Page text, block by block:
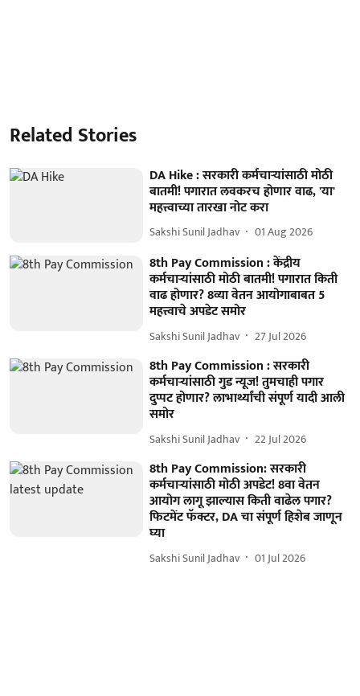
Related Stories
DA Hike : सरकारी कर्मचाऱ्यांसाठी मोठी
बातमी! पगारात लवकरच होणार वाढ, 'या'
महत्त्वाच्या तारखा नोट करा
Sakshi Sunil Jadhav 01 Aug 2026
8th Pay Commission : केंद्रीय
कर्मचाऱ्यांसाठी मोठी बातमी! पगारात किती
वाढ होणार? 8व्या वेतन आयोगाबाबत 5
महत्त्वाचे अपडेट समोर
Sakshi Sunil Jadhav 27 Jul 2026
8th Pay Commission : सरकारी
कर्मचाऱ्यांसाठी गुड न्यूज! तुमचाही पगार
दुप्पट होणार? लाभार्थ्यांची संपूर्ण यादी आली
समोर
Sakshi Sunil Jadhav 22 Jul 2026
8th Pay Commission: सरकारी
कर्मचाऱ्यांसाठी मोठी अपडेट! 8वा वेतन
आयोग लागू झाल्यास किती वाढेल पगार?
फिटमेंट फॅक्टर, DA चा संपूर्ण हिशेब जाणून
घ्या
Sakshi Sunil Jadhav 01 Jul 2026